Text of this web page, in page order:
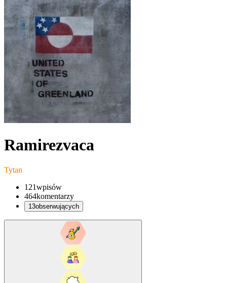
Ramirezvaca
Tytan
121wpisów
464komentarzy
13obserwujących